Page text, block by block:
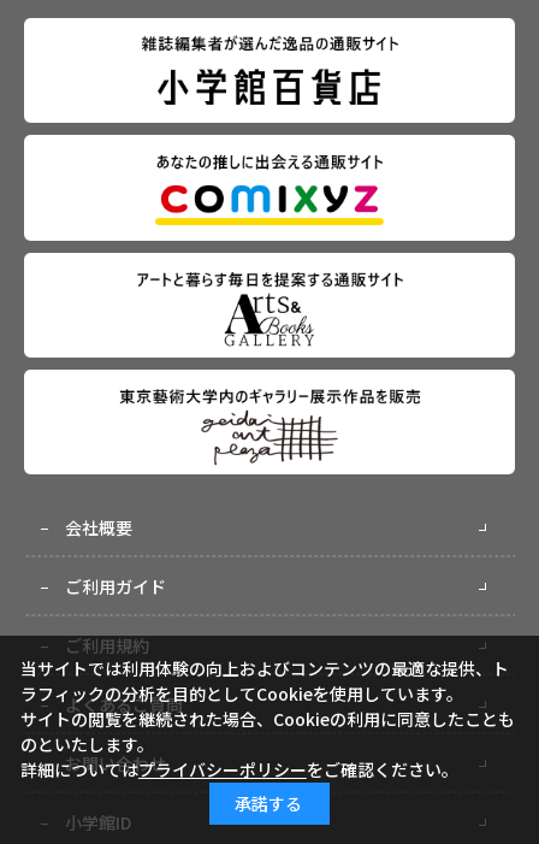
会社概要
ご利用ガイド
ご利用規約
よくあるご質問
お問い合わせ
小学館ID
当サイトでは利用体験の向上およびコンテンツの最適な提供、ト
ラフィックの分析を目的としてCookieを使用しています。
サイトの閲覧を継続された場合、Cookieの利用に同意したことも
のといたします。
詳細についてはプライバシーポリシーをご確認ください。
承諾する